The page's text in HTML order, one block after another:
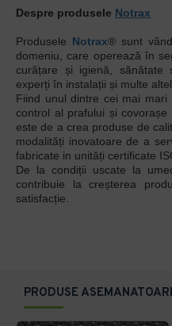
Despre produsele Notrax
Produsele Notrax® sunt
domeniu, care operează în
curățare și igienă, sănătate
experți în instalații și multe
Fiind unul dintre cei mai
control al prafului și covorașe
este de a crea produse de
modalități inovatoare de a
fabricate in unități certificate
De la condiții uscate la
contribuie la creșterea
satisfacție.
PRODUSE